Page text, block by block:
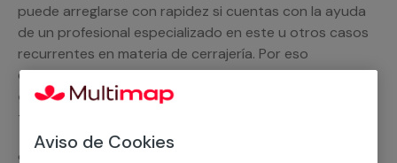
puede arreglarse con rapidez si cuentas con la ayuda
de un profesional especializado en este u otros casos
recurrentes en materia de cerrajería. Por eso
disponemos de un equipo decerrajeros
competitivos y eficaces
tipo de servicios al respecto.
¿Quieres un presupuesto a medida? Pídenoslo sin
Aviso de Cookies